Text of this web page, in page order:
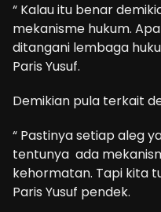
“ Kalau itu benar
mekanisme hukum.
ditangani lembaga
Paris Yusuf.
Demikian pula terkait
“ Pastinya setiap aleg
tentunya ada
kehormatan. Tapi kita
Paris Yusuf pendek.